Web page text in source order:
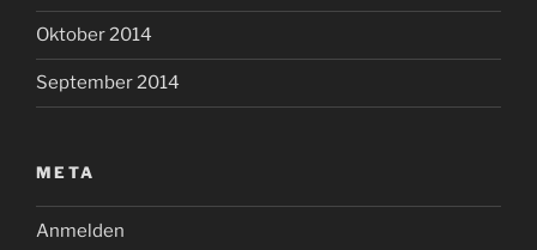
Oktober 2014
September 2014
META
Anmelden